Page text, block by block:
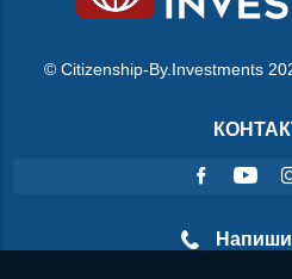
© Citizenship-By.Investments